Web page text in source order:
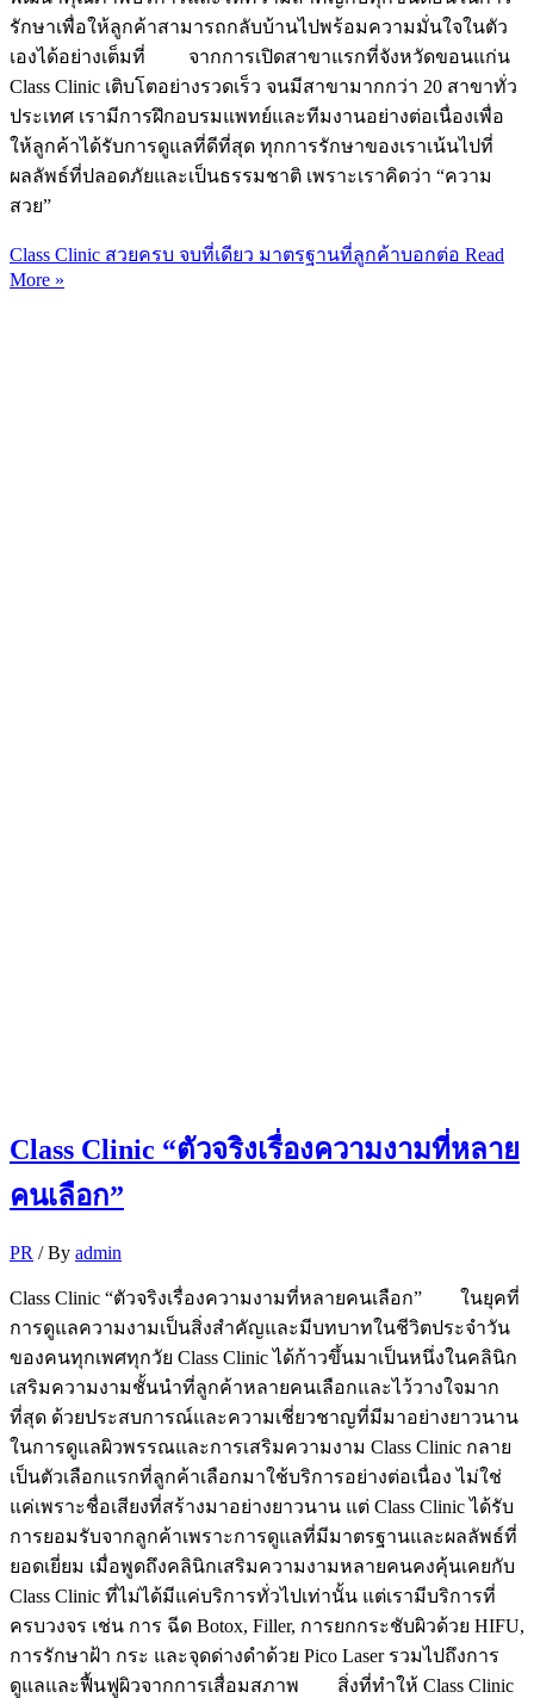
รักษาเพื่อให้ลูกค้าสามารถกลับบ้านไปพร้อมความมั่นใจในตัว
เองได้อย่างเต็มที่ จากการเปิดสาขาแรกที่จังหวัดขอนแก่น
Class Clinic เติบโตอย่างรวดเร็ว จนมีสาขามากกว่า 20 สาขาทั่ว
ประเทศ เรามีการฝึกอบรมแพทย์และทีมงานอย่างต่อเนื่องเพื่อ
ให้ลูกค้าได้รับการดูแลที่ดีที่สุด ทุกการรักษาของเราเน้นไปที่
ผลลัพธ์ที่ปลอดภัยและเป็นธรรมชาติ เพราะเราคิดว่า “ความ
สวย”
Class Clinic สวยครบ จบที่เดียว มาตรฐานที่ลูกค้าบอกต่อ Read
More »
Class Clinic “ตัวจริงเรื่องความงามที่หลาย
คนเลือก”
PR / By admin
Class Clinic “ตัวจริงเรื่องความงามที่หลายคนเลือก” ในยุคที่
การดูแลความงามเป็นสิ่งสำคัญและมีบทบาทในชีวิตประจำวัน
ของคนทุกเพศทุกวัย Class Clinic ได้ก้าวขึ้นมาเป็นหนึ่งในคลินิก
เสริมความงามชั้นนำที่ลูกค้าหลายคนเลือกและไว้วางใจมาก
ที่สุด ด้วยประสบการณ์และความเชี่ยวชาญที่มีมาอย่างยาวนาน
ในการดูแลผิวพรรณและการเสริมความงาม Class Clinic กลาย
เป็นตัวเลือกแรกที่ลูกค้าเลือกมาใช้บริการอย่างต่อเนื่อง ไม่ใช่
แค่เพราะชื่อเสียงที่สร้างมาอย่างยาวนาน แต่ Class Clinic ได้รับ
การยอมรับจากลูกค้าเพราะการดูแลที่มีมาตรฐานและผลลัพธ์ที่
ยอดเยี่ยม เมื่อพูดถึงคลินิกเสริมความงามหลายคนคงคุ้นเคยกับ
Class Clinic ที่ไม่ได้มีแค่บริการทั่วไปเท่านั้น แต่เรามีบริการที่
ครบวงจร เช่น การ ฉีด Botox, Filler, การยกกระชับผิวด้วย HIFU,
การรักษาฝ้า กระ และจุดด่างดำด้วย Pico Laser รวมไปถึงการ
ดูแลและฟื้นฟูผิวจากการเสื่อมสภาพ สิ่งที่ทำให้ Class Clinic